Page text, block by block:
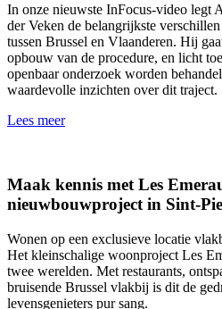
In onze nieuwste InFocus-video legt
der Veken de belangrijkste
tussen Brussel en Vlaanderen. Hij
opbouw van de procedure, en licht
openbaar onderzoek worden
waardevolle inzichten over dit traject.
Lees meer
Maak kennis met Les
nieuwbouwproject in Sint-
Wonen op een exclusieve locatie
Het kleinschalige woonproject Les
twee werelden. Met restaurants,
bruisende Brussel vlakbij is dit de
levensgenieters pur sang.